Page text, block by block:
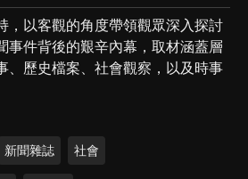
，以客觀的角度帶領觀眾深入探討
事件背後的艱辛內幕，取材涵蓋層
、歷史檔案、社會觀察，以及時事
新聞雜誌 社會